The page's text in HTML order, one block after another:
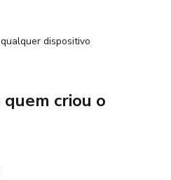
dispositivo
criou o